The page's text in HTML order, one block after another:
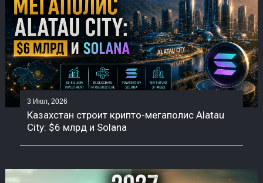
3 Июл, 2026
Казахстан строит крипто-мегаполис Alatau
City: $6 млрд и Solana